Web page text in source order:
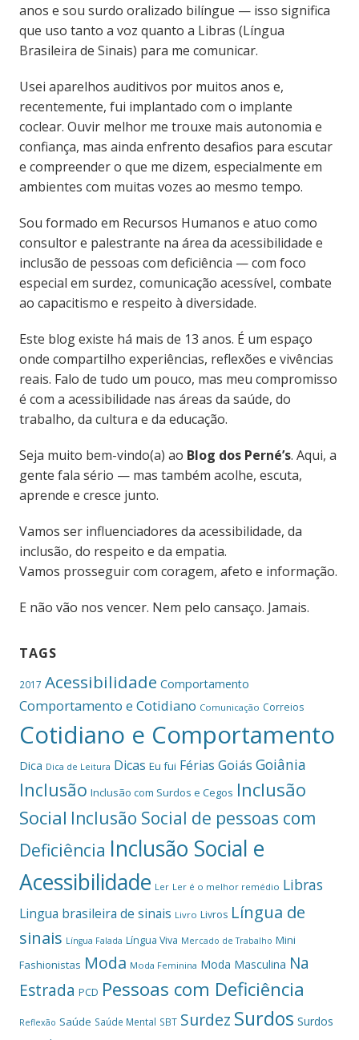
anos e sou surdo oralizado bilíngue — isso significa
que uso tanto a voz quanto a Libras (Língua
Brasileira de Sinais) para me comunicar.
Usei aparelhos auditivos por muitos anos e,
recentemente, fui implantado com o implante
coclear. Ouvir melhor me trouxe mais autonomia e
confiança, mas ainda enfrento desafios para escutar
e compreender o que me dizem, especialmente em
ambientes com muitas vozes ao mesmo tempo.
Sou formado em Recursos Humanos e atuo como
consultor e palestrante na área da acessibilidade e
inclusão de pessoas com deficiência — com foco
especial em surdez, comunicação acessível, combate
ao capacitismo e respeito à diversidade.
Este blog existe há mais de 13 anos. É um espaço
onde compartilho experiências, reflexões e vivências
reais. Falo de tudo um pouco, mas meu compromisso
é com a acessibilidade nas áreas da saúde, do
trabalho, da cultura e da educação.
Seja muito bem-vindo(a) ao Blog dos Perné’s. Aqui, a
gente fala sério — mas também acolhe, escuta,
aprende e cresce junto.
Vamos ser influenciadores da acessibilidade, da
inclusão, do respeito e da empatia.
Vamos prosseguir com coragem, afeto e informação.
E não vão nos vencer. Nem pelo cansaço. Jamais.
TAGS
2017 Acessibilidade Comportamento
Comportamento e Cotidiano Comunicação Correios
Cotidiano e Comportamento
Dica Dica de Leitura Dicas Eu fui Férias Goiás Goiânia
Inclusão Inclusão com Surdos e Cegos Inclusão
Social Inclusão Social de pessoas com
Deficiência Inclusão Social e
Acessibilidade Ler Ler é o melhor remédio Libras
Lingua brasileira de sinais Livro Livros Língua de
sinais Língua Falada Língua Viva Mercado de Trabalho Mini
Fashionistas Moda Moda Feminina Moda Masculina Na
Estrada PCD Pessoas com Deficiência
Reflexão Saúde Saúde Mental SBT Surdez Surdos Surdos